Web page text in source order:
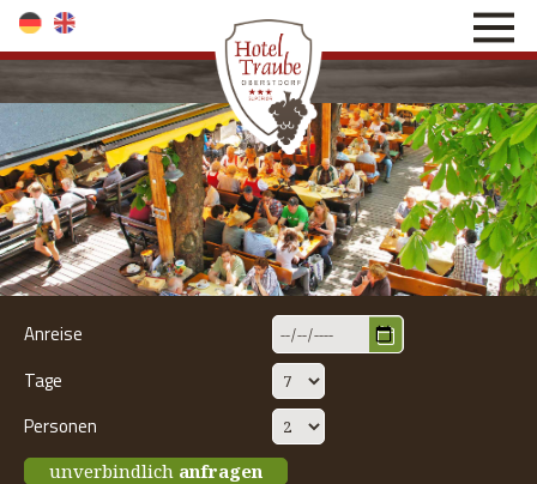
direkt zur Navigation
direkt zum Inhalt
Anreise
Tage
Personen
unverbindlich anfragen